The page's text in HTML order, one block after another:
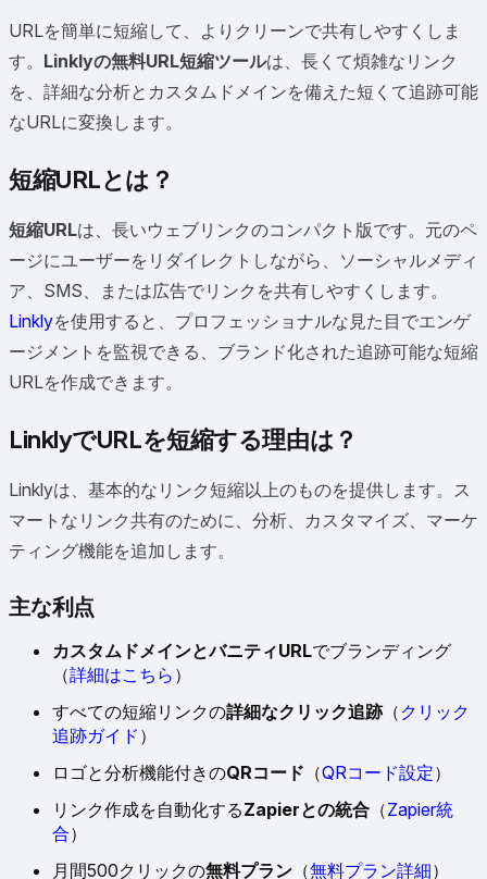
URLを簡単に短縮して、よりクリーンで共有しやすくしま
す。 Linklyの無料URL短縮ツールは、長くて煩雑なリンク
を、詳細な分析とカスタムドメインを備えた短くて追跡可能
なURLに変換します。
短縮URLとは？
短縮URLは、長いウェブリンクのコンパクト版です。元のペ
ージにユーザーをリダイレクトしながら、ソーシャルメディ
ア、SMS、または広告でリンクを共有しやすくします。
Linklyを使用すると、プロフェッショナルな見た目でエンゲ
ージメントを監視できる、ブランド化された追跡可能な短縮
URLを作成できます。
LinklyでURLを短縮する理由は？
Linklyは、基本的なリンク短縮以上のものを提供します。ス
マートなリンク共有のために、分析、カスタマイズ、マーケ
ティング機能を追加します。
主な利点
カスタムドメインとバニティURLでブランディング
（詳細はこちら ）
すべての短縮リンクの詳細なクリック追跡（ クリック
追跡ガイド ）
ロゴと分析機能付きのQRコード （QRコード設定）
リンク作成を自動化するZapierとの統合 （Zapier統
合）
月間500クリックの無料プラン （無料プラン詳細）